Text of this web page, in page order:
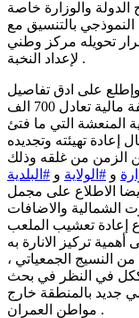
والوزارة خاصة
النموذجي بالتنسيق مع
تحويله مركز وطني
لإعداد النخبة .
على ادق تفاصيل
مشروع التهيئة العامة المبرمجة بالفضاء بكلفة مالية تعادل 700 الف
المنعشة التي ما فتئ
تهيئته وتجديده
الزمن من غلقه وذلك
و #الولاية و #البلدية
دينار ، و أيضا الاطلاع على مجمل
بنزرت الشمالية والاضافات
إعادة تعشيب الملعب
تركيز الانارة به
النسيج الجمعياتي ،
ككل في النظر في بحث
جديد بالمنطقة خارج
مواطن العمران .